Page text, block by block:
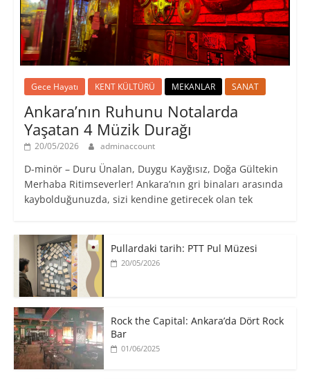
Gece Hayatı KENT KÜLTÜRÜ MEKANLAR SANAT
Ankara’nın Ruhunu Notalarda
Yaşatan 4 Müzik Durağı
20/05/2026 adminaccount
D-minör – Duru Ünalan, Duygu Kayğısız, Doğa Gültekin
Merhaba Ritimseverler! Ankara’nın gri binaları arasında
kaybolduğunuzda, sizi kendine getirecek olan tek
Pullardaki tarih: PTT Pul Müzesi
20/05/2026
Rock the Capital: Ankara’da Dört Rock
Bar
01/06/2025